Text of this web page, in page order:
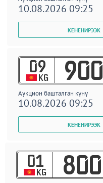
10.08.2026 09:25
09
KG 900
Аукцион башталган күнү
10.08.2026 09:25
01
KG 800